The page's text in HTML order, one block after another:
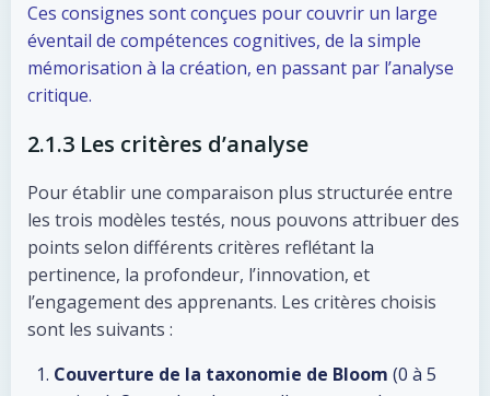
Ces consignes sont conçues pour couvrir un large
éventail de compétences cognitives, de la simple
mémorisation à la création, en passant par l’analyse
critique.
2.1.3 Les critères d’analyse
Pour établir une comparaison plus structurée entre
les trois modèles testés, nous pouvons attribuer des
points selon différents critères reflétant la
pertinence, la profondeur, l’innovation, et
l’engagement des apprenants. Les critères choisis
sont les suivants :
Couverture de la taxonomie de Bloom (0 à 5